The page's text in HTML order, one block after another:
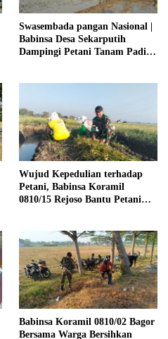
Swasembada pangan Nasional |
Babinsa Desa Sekarputih
Dampingi Petani Tanam Padi,
Wujud Kepedulian terhadap
Petani, Babinsa Koramil
0810/15 Rejoso Bantu Petani
Babinsa Koramil 0810/02 Bagor
Bersama Warga Bersihkan